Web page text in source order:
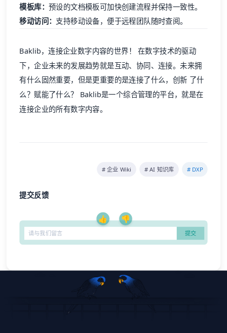
模板库： 预设的文档模板可加快创建流程并保持一致性。
移动访问： 支持移动设备，便于远程团队随时查阅。
Baklib，连接企业数字内容的世界！ 在数字技术的驱动
下，企业未来的发展趋势就是互动、协同、连接。未来拥
有什么固然重要，但是更重要的是连接了什么，创新 了什
么？赋能了什么？ Baklib是一个综合管理的平台，就是在
连接企业的所有数字内容。
# 企业 Wiki # AI 知识库 # DXP
提交反馈
👍 👎